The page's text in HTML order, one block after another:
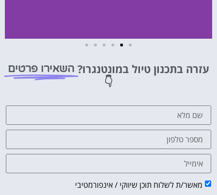
רכב
פה!
עזרה בתכנון טיול במונטנגרו? השאירו פרטים
👇
מאשר/ת לשלוח תוכן שיווקי / אינפורמטיבי